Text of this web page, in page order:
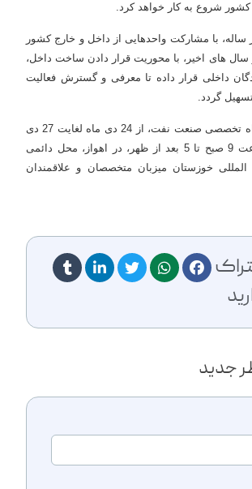
کشور شروع به کار خواهد کرد.
ساله، با مشارکت واحدهایی از داخل و خارج کشور
سال های اخیر، با محوریت قرار دادن ساخت داخل،
داخلی قرار داده تا معرفی و گسترش فعالیت
گردد.
چهاردهمین نمایشگاه تخصصی صنعت نفت، از 24 دی ماه لغایت 27 دی
ماه، هر روز از ساعت 9 صبح تا 5 بعد از ظهر، در اهواز، محل دائمی
المللی خوزستان میزبان متخصصان و علاقمندان
جدید